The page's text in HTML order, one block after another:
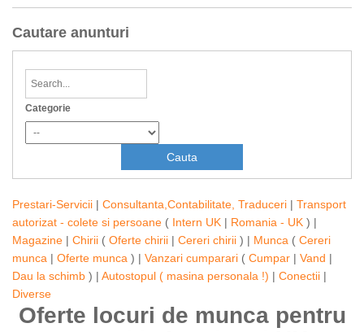
Cautare anunturi
Categorie
Prestari-Servicii | Consultanta,Contabilitate, Traduceri | Transport
autorizat - colete si persoane ( Intern UK | Romania - UK ) |
Magazine | Chirii ( Oferte chirii | Cereri chirii ) | Munca ( Cereri
munca | Oferte munca ) | Vanzari cumparari ( Cumpar | Vand |
Dau la schimb ) | Autostopul ( masina personala !) | Conectii |
Diverse
Oferte locuri de munca pentru